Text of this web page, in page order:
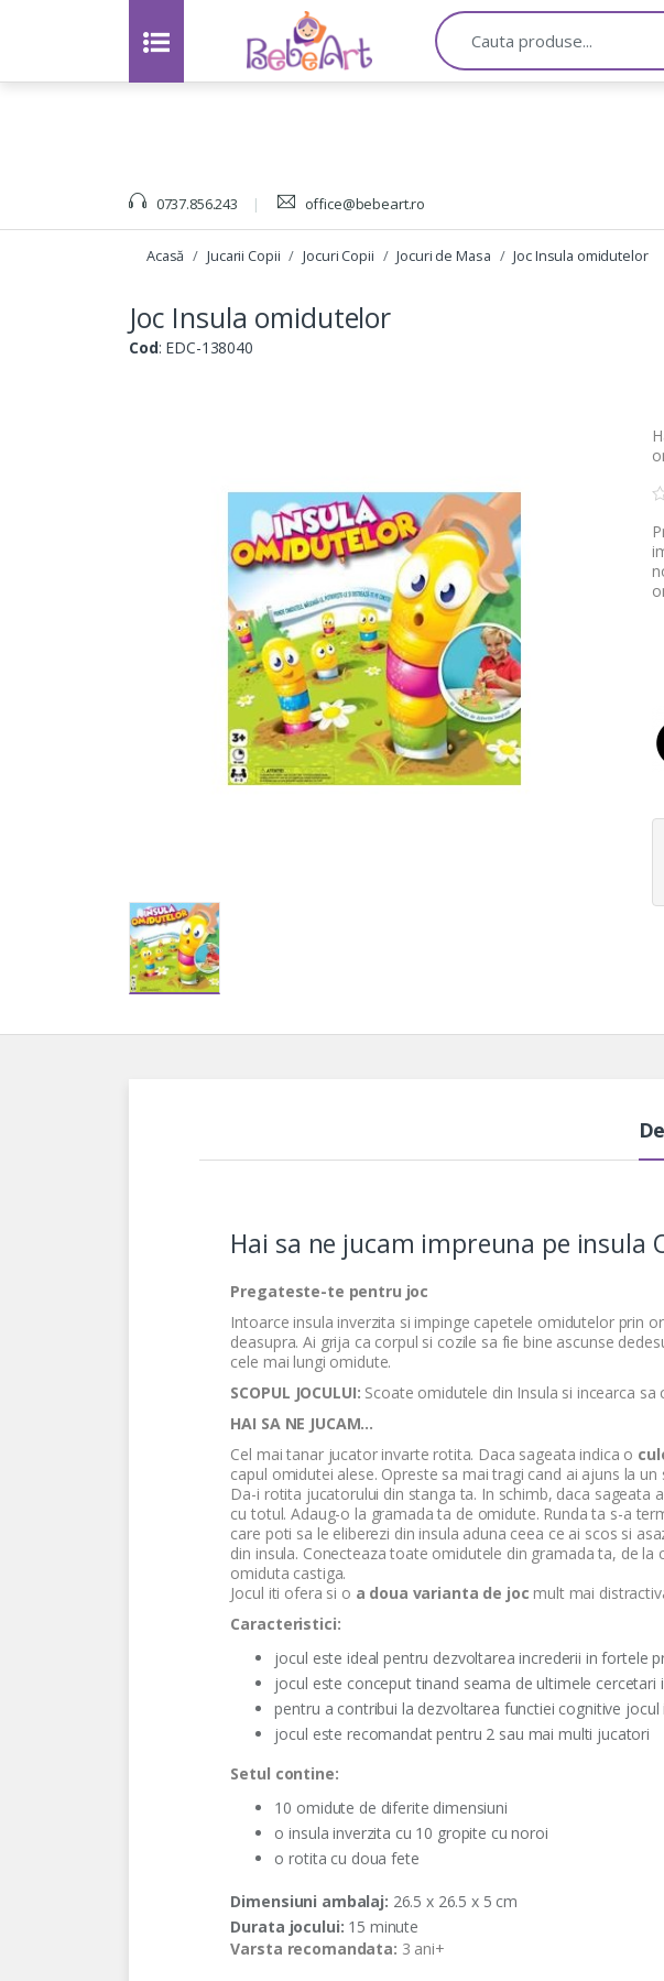
0737.856.243 office@bebeart.ro
C
a
u
t
Acasă Jucarii Copii Jocuri Copii Jocuri de Masa Joc Insula omidutelor
Joc Insula omidutelor
Cod: EDC-138040
o
u
o
f
u
s
r
n
Hai sa ne jucam impreuna pe insula
Pregateste-te pentru joc
Intoarce insula inverzita si impinge capetele omidutelor prin
deasupra. Ai grija ca corpul si cozile sa fie bine ascunse
cele mai lungi omidute.
SCOPUL JOCULUI: Scoate omidutele din Insula si incearca
HAI SA NE JUCAM...
Cel mai tanar jucator invarte rotita. Daca sageata indica o
capul omidutei alese. Opreste sa mai tragi cand ai ajuns la
Da-i rotita jucatorului din stanga ta. In schimb, daca sageata
cu totul. Adaug-o la gramada ta de omidute. Runda ta s-a
care poti sa le eliberezi din insula aduna ceea ce ai scos si
din insula. Conecteaza toate omidutele din gramada ta, de
omiduta castiga.
Jocul iti ofera si o a doua varianta de joc mult mai
Caracteristici:
jocul este ideal pentru dezvoltarea increderii in fortele
jocul este conceput tinand seama de ultimele
pentru a contribui la dezvoltarea functiei cognitive
jocul este recomandat pentru 2 sau mai multi jucatori
Setul contine:
10 omidute de diferite dimensiuni
o insula inverzita cu 10 gropite cu noroi
o rotita cu doua fete
Dimensiuni ambalaj: 26.5 x 26.5 x 5 cm
Durata jocului: 15 minute
Varsta recomandata: 3 ani+